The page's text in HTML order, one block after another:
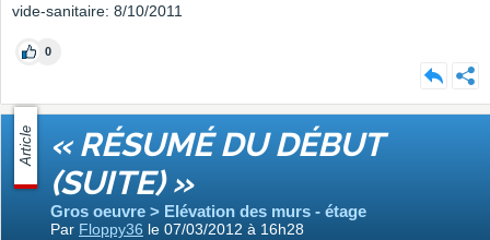
vide-sanitaire: 8/10/2011
0
Article « RÉSUMÉ DU DÉBUT
(SUITE) »
Gros oeuvre > Elévation des murs - étage
Par Floppy36 le 07/03/2012 à 16h28